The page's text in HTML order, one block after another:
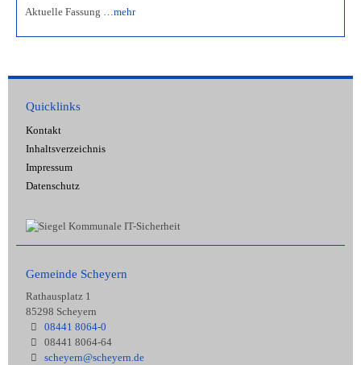
Aktuelle Fassung …mehr
Quicklinks
Kontakt
Inhaltsverzeichnis
Impressum
Datenschutz
Gemeinde Scheyern
Rathausplatz 1
85298 Scheyern
08441 8064-0
08441 8064-64
scheyern@scheyern.de